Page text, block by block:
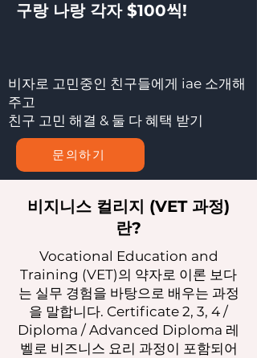
구랑 나랑 각자 $100씩!
비자로 고민중인 친구들에게 iae 소개해
주고
친구 고민 해결 & 둘 다 혜택 받기
문의하기
​비지니스 컬리지 (VET 과정)
란?
Vocational Education and
Training (VET)의 약자로 이론 보다
는 실무 경험을 바탕으로 배우는 과정
을 말합니다. Certificate 2, 3, 4 /
Diploma / Advanced Diploma 레
벨로 비즈니스 요리 과정이 포함되어